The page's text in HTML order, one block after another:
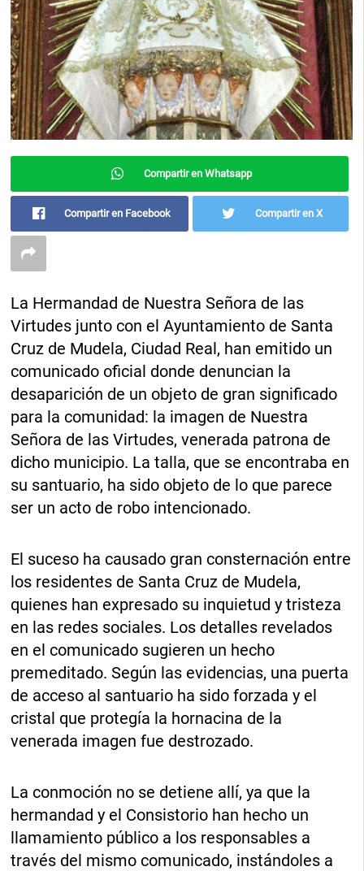
Compartir en Whatsapp
Compartir en Facebook Compartir en X
La Hermandad de Nuestra Señora de las
Virtudes junto con el Ayuntamiento de Santa
Cruz de Mudela, Ciudad Real, han emitido un
comunicado oficial donde denuncian la
desaparición de un objeto de gran significado
para la comunidad: la imagen de Nuestra
Señora de las Virtudes, venerada patrona de
dicho municipio. La talla, que se encontraba en
su santuario, ha sido objeto de lo que parece
ser un acto de robo intencionado.
El suceso ha causado gran consternación entre
los residentes de Santa Cruz de Mudela,
quienes han expresado su inquietud y tristeza
en las redes sociales. Los detalles revelados
en el comunicado sugieren un hecho
premeditado. Según las evidencias, una puerta
de acceso al santuario ha sido forzada y el
cristal que protegía la hornacina de la
venerada imagen fue destrozado.
La conmoción no se detiene allí, ya que la
hermandad y el Consistorio han hecho un
llamamiento público a los responsables a
través del mismo comunicado, instándoles a